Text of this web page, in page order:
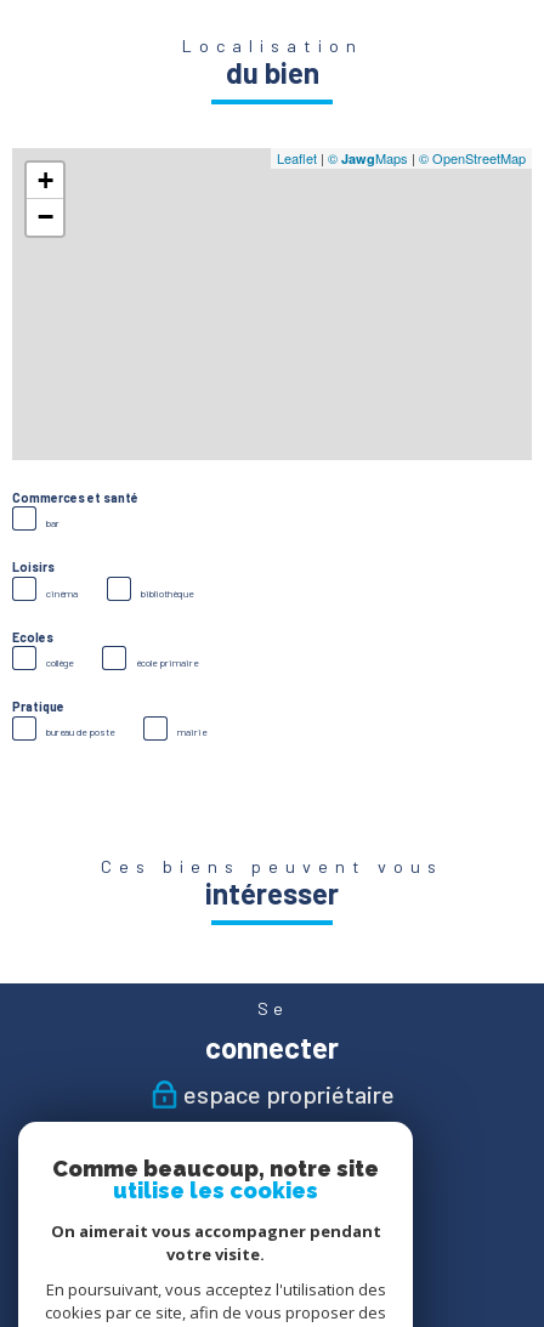
Localisation
du bien
+
−
Leaflet | © JawgMaps | © OpenStreetMap
Commerces et santé
bar
Loisirs
cinéma bibliothèque
Ecoles
collège école primaire
Pratique
bureau de poste mairie
Ces biens peuvent vous
intéresser
Se
connecter
espace propriétaire
suivre
Nous
Comme beaucoup, notre site
utilise les cookies
On aimerait vous accompagner pendant
votre visite.
En poursuivant, vous acceptez l'utilisation des
cookies par ce site, afin de vous proposer des